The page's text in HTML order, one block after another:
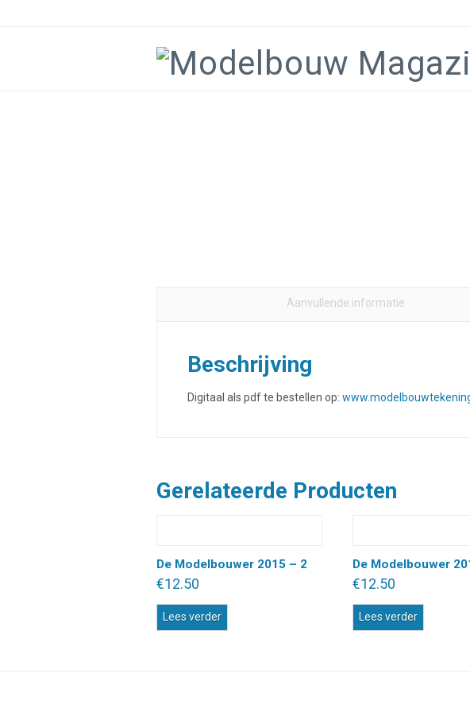
Aanvullende informatie
Beschrijving
Digitaal als pdf te bestellen op:
Gerelateerde Producten
De Modelbouwer 2015 – 2
€12.50
Lees verder
De Modelbouwer
€12.50
Lees verder